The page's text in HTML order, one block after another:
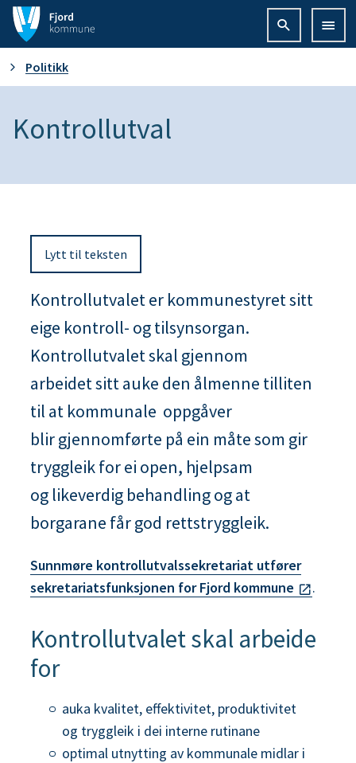
F
j
o
r
o
m
m
u
n
e
D
r
Politikk
Kontrollutval
Lytt til teksten
Kontrollutvalet er kommunestyret sitt
eige kontroll- og tilsynsorgan.
Kontrollutvalet skal gjennom
arbeidet sitt auke den ålmenne tilliten
til at kommunale oppgåver
blir gjennomførte på ein måte som gir
tryggleik for ei open, hjelpsam
og likeverdig behandling og at
borgarane får god rettstryggleik.
Sunnmøre kontrollutvalssekretariat utfører
sekretariatsfunksjonen for Fjord kommune
.
Kontrollutvalet skal arbeide
for
auka kvalitet, effektivitet, produktivitet
og tryggleik i dei interne rutinane
optimal utnytting av kommunale midlar i